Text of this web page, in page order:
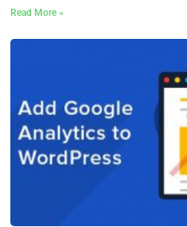
Read More »